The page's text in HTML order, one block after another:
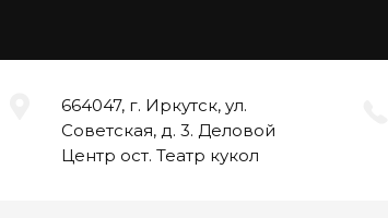
664047, г. Иркутск, ул.
Советская, д. 3. Деловой
Центр ост. Театр кукол